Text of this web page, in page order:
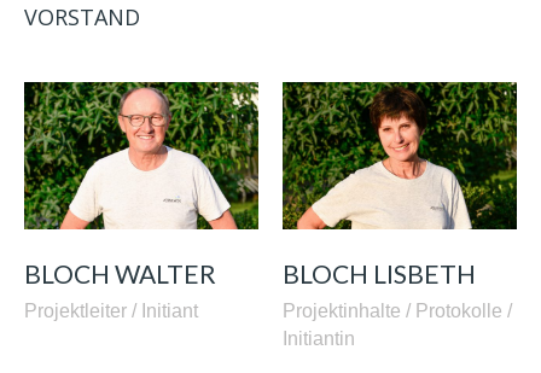
VORSTAND
BLOCH WALTER
Projektleiter / Initiant
BLOCH LISBETH
Projektinhalte / Protokolle /
Initiantin